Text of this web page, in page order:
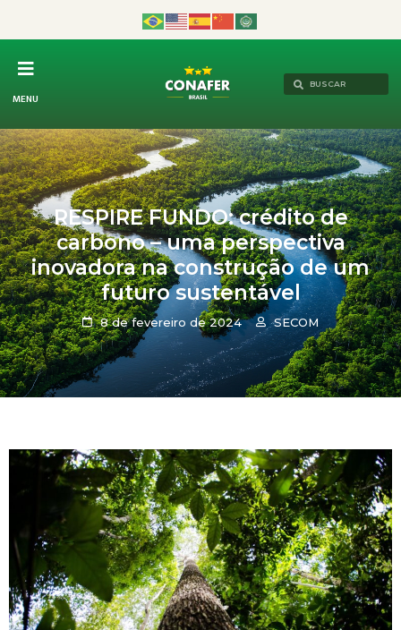
MENU
RESPIRE FUNDO: crédito de
carbono – uma perspectiva
inovadora na construção de um
futuro sustentável
8 de fevereiro de 2024 SECOM